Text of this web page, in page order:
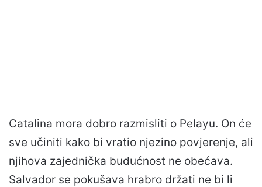
Catalina mora dobro razmisliti o Pelayu. On će
sve učiniti kako bi vratio njezino povjerenje, ali
njihova zajednička budućnost ne obećava.
Salvador se pokušava hrabro držati ne bi li